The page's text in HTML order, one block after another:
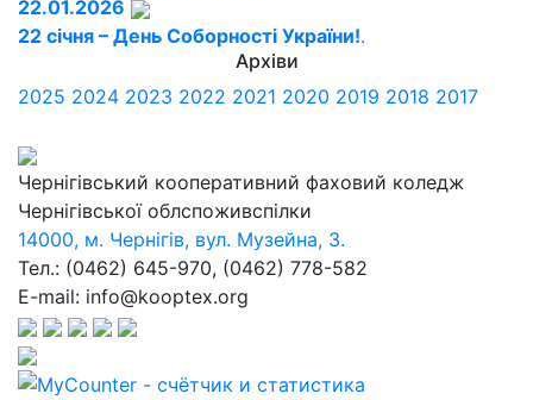
22.01.2026
22 січня – День Соборності України!.
Архіви
2025 2024 2023 2022 2021 2020 2019 2018 2017
Чернігівський кооперативний фаховий коледж
Чернігівської облспоживспілки
14000, м. Чернігів, вул. Музейна, 3.
Тел.: (0462) 645-970, (0462) 778-582
E-mail: info@kooptex.org